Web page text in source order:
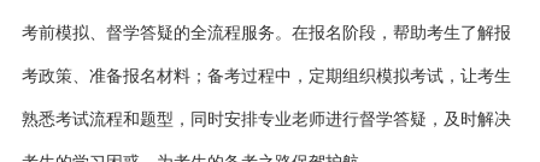
考前模拟、督学答疑的全流程服务。在报名阶段，帮助考生了解报
考政策、准备报名材料；备考过程中，定期组织模拟考试，让考生
熟悉考试流程和题型，同时安排专业老师进行督学答疑，及时解决